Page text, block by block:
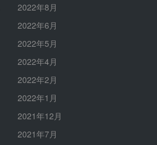
2022年8月
2022年6月
2022年5月
2022年4月
2022年2月
2022年1月
2021年12月
2021年7月